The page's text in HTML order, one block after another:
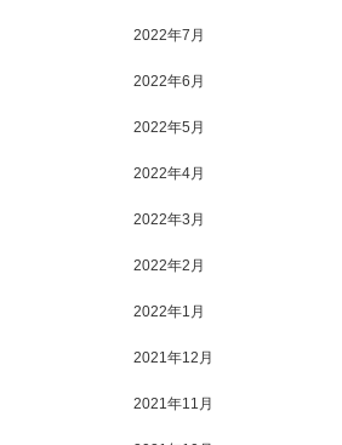
2022年7月
2022年6月
2022年5月
2022年4月
2022年3月
2022年2月
2022年1月
2021年12月
2021年11月